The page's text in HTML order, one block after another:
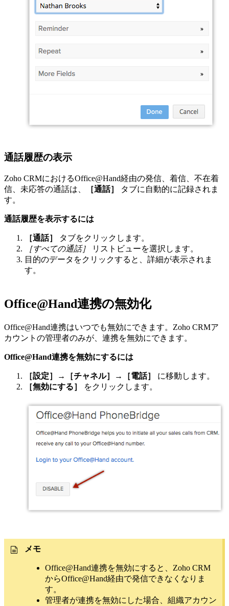
通話履歴の表示
Zoho CRMにおけるOffice@Hand経由の発信、着信、不在着
信、未応答の通話は、
［通話］
タブに自動的に記録されま
す。
通話履歴を表示するには
［通話］
タブをクリックします。
［すべての通話］
リストビューを選択します。
目的のデータをクリックすると、詳細が表示されま
す。
Office@Hand連携の無効化
Office@Hand連携はいつでも無効にできます。Zoho CRMア
カウントの管理者のみが、連携を無効にできます。
Office@Hand連携を無効にするには
［設定］ → ［チャネル］ → ［電話］ に移動します。
［無効にする］
をクリックします。
メモ
Office@Hand連携を無効にすると、Zoho CRM
からOffice@Hand経由で発信できなくなりま
す。
管理者が連携を無効にした場合、組織アカウン